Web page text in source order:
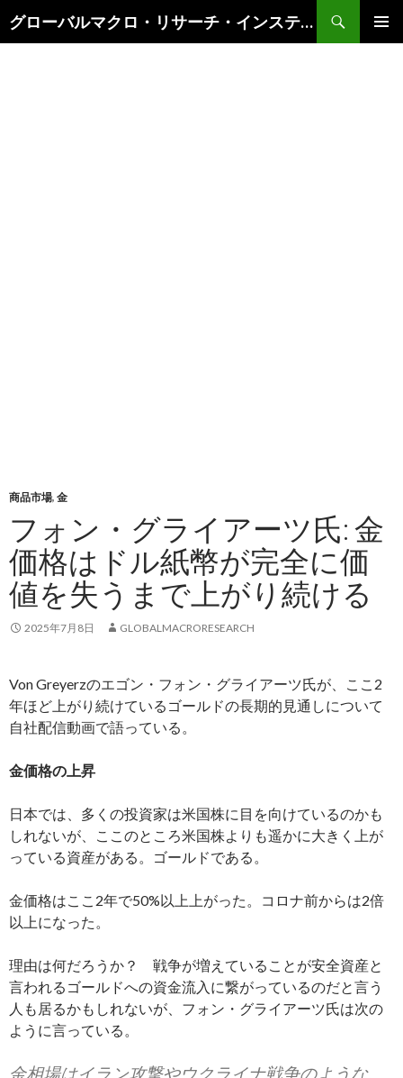
グローバルマクロ・リサーチ・インスティテュート
索
商品市場, 金
フォン・グライアーツ氏: 金
価格はドル紙幣が完全に価
値を失うまで上がり続ける
2025年7月8日 GLOBALMACRORESEARCH
Von Greyerzのエゴン・フォン・グライアーツ氏が、ここ2
年ほど上がり続けているゴールドの長期的見通しについて
自社配信動画で語っている。
金価格の上昇
日本では、多くの投資家は米国株に目を向けているのかも
しれないが、ここのところ米国株よりも遥かに大きく上が
っている資産がある。ゴールドである。
金価格はここ2年で50%以上上がった。コロナ前からは2倍
以上になった。
理由は何だろうか？ 戦争が増えていることが安全資産と
言われるゴールドへの資金流入に繋がっているのだと言う
人も居るかもしれないが、フォン・グライアーツ氏は次の
ように言っている。
金相場はイラン攻撃やウクライナ戦争のような、